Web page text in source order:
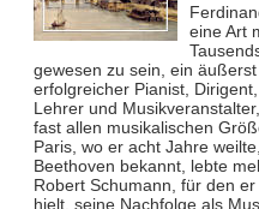
eine Art
gewesen zu sein, ein
erfolgreicher Pianist,
Lehrer und
fast allen musikalischen
Paris, wo er acht Jahre
Beethoven bekannt, lebte
Robert Schumann, für den
hielt, seine Nachfolge als